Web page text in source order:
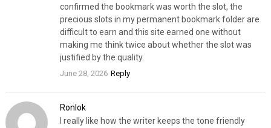
confirmed the bookmark was worth the slot, the
precious slots in my permanent bookmark folder are
difficult to earn and this site earned one without
making me think twice about whether the slot was
justified by the quality.
June 28, 2026 Reply
Ronlok
I really like how the writer keeps the tone friendly